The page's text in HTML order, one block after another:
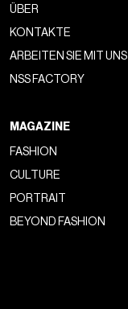
ÜBER
KONTAKTE
ARBEITEN SIE MIT UNS
NSS FACTORY
MAGAZINE
FASHION
CULTURE
PORTRAIT
BEYOND FASHION